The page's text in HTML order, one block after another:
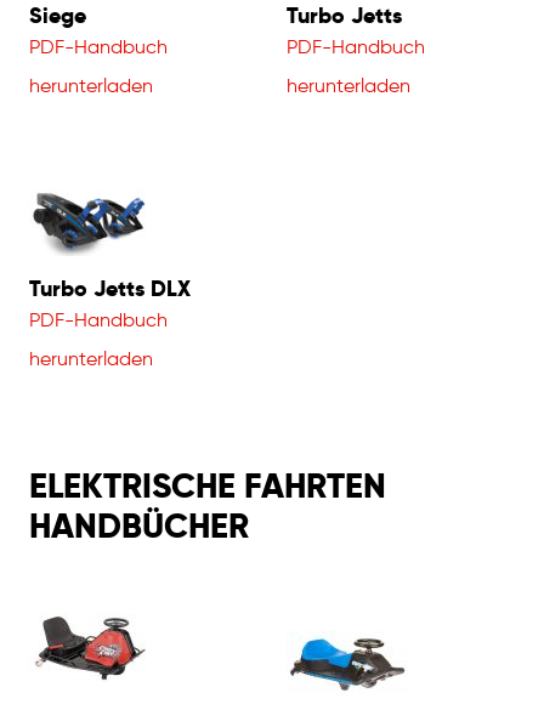
Siege
PDF-Handbuch
herunterladen
Turbo Jetts
PDF-Handbuch
herunterladen
Turbo Jetts DLX
PDF-Handbuch
herunterladen
ELEKTRISCHE FAHRTEN
HANDBÜCHER